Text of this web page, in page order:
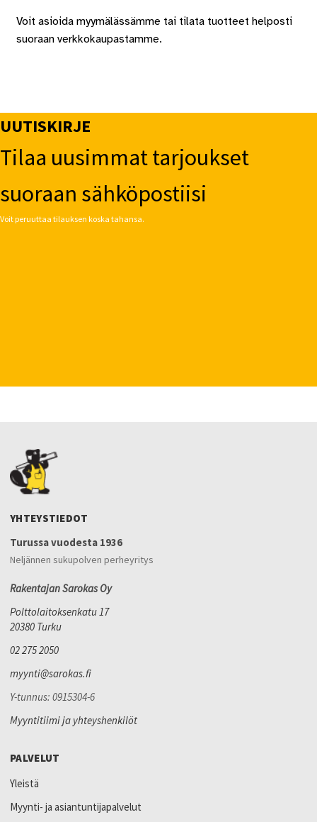
Voit asioida myymälässämme tai tilata tuotteet helposti
suoraan verkkokaupastamme.
UUTISKIRJE
Tilaa uusimmat tarjoukset
suoraan sähköpostiisi
Voit peruuttaa tilauksen koska tahansa.
YHTEYSTIEDOT
Turussa vuodesta 1936
Neljännen sukupolven perheyritys
Rakentajan Sarokas Oy
Polttolaitoksenkatu 17
20380 Turku
02 275 2050
myynti@sarokas.fi
Y-tunnus: 0915304-6
Myyntitiimi ja yhteyshenkilöt
PALVELUT
Yleistä
Myynti- ja asiantuntijapalvelut